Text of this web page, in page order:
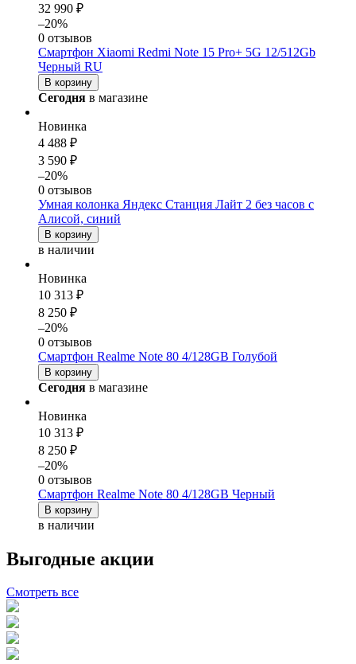
32 990 ₽
–20%
0 отзывов
Смартфон Xiaomi Redmi Note 15 Pro+ 5G 12/512Gb
Черный RU
В корзину
Сегодня в магазине
Новинка
4 488 ₽
3 590 ₽
–20%
0 отзывов
Умная колонка Яндекс Станция Лайт 2 без часов с
Алисой, синий
В корзину
в наличии
Новинка
10 313 ₽
8 250 ₽
–20%
0 отзывов
Смартфон Realme Note 80 4/128GB Голубой
В корзину
Сегодня в магазине
Новинка
10 313 ₽
8 250 ₽
–20%
0 отзывов
Смартфон Realme Note 80 4/128GB Черный
В корзину
в наличии
Выгодные акции
Смотреть все